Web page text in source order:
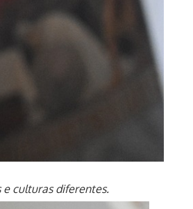
e culturas diferentes.